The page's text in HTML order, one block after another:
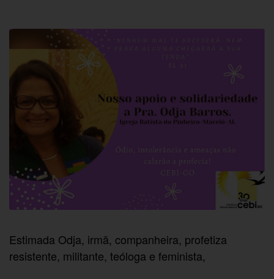
Estimada Odja, irmã, companheira, profetiza
resistente, militante, teóloga e feminista,